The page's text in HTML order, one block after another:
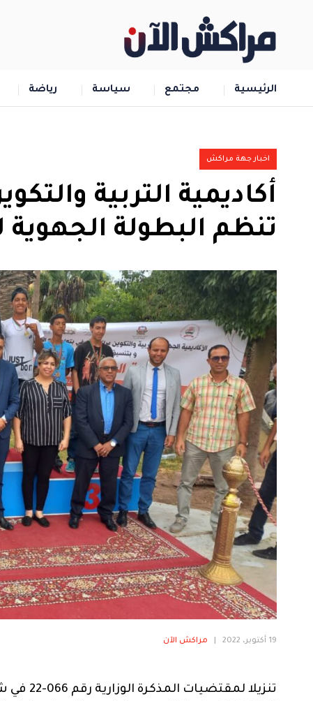
الرئيسية مجتمع سياسة رياضة
اخبار جهة مراكش
أكاديمية التربية
تنظم البطولة الجهوية
19 أكتوبر، 2022 مراكش الآن